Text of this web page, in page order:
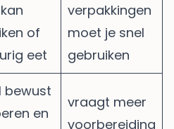
of
eet
verpakkingen
moet je snel
gebruiken
bewust
en
vraagt meer
voorbereiding